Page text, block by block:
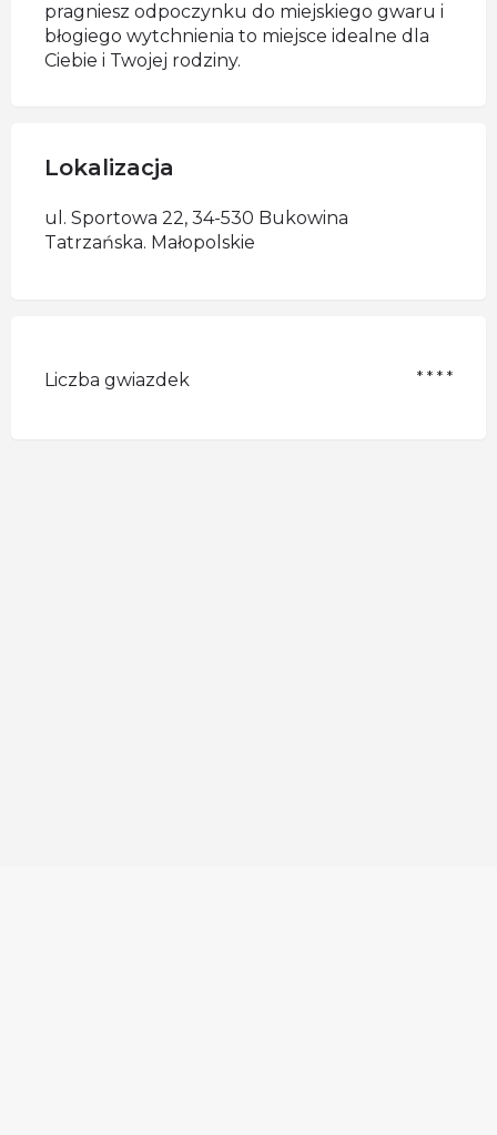
pragniesz odpoczynku do miejskiego gwaru i
błogiego wytchnienia to miejsce idealne dla
Ciebie i Twojej rodziny.
Lokalizacja
ul. Sportowa 22, 34-530 Bukowina
Tatrzańska. Małopolskie
Liczba gwiazdek * * * *